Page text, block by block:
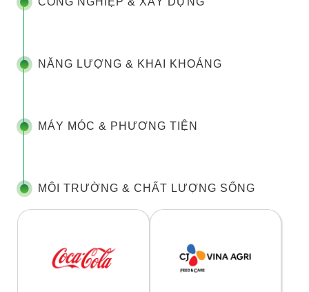
NĂNG LƯỢNG & KHAI KHOÁNG
MÁY MÓC & PHƯƠNG TIỆN
MÔI TRƯỜNG & CHẤT LƯỢNG SỐNG